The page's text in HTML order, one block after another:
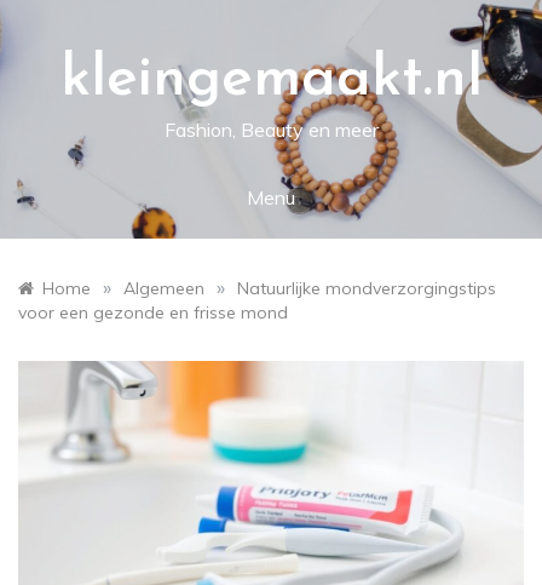
kleingemaakt.nl
Fashion, Beauty en meer
Menu
Home » Algemeen »
Natuurlijke mondverzorgingstips
voor een gezonde en frisse mond